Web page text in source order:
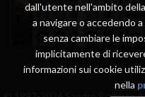
dall'utente nell'ambito
a navigare o accedendo
senza cambiare le
implicitamente di
informazioni sui cookie
nella